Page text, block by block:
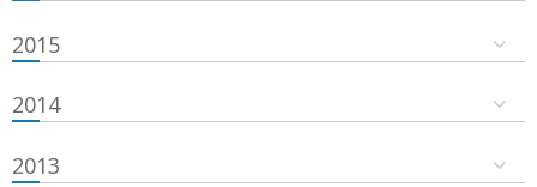
2015
2014
2013